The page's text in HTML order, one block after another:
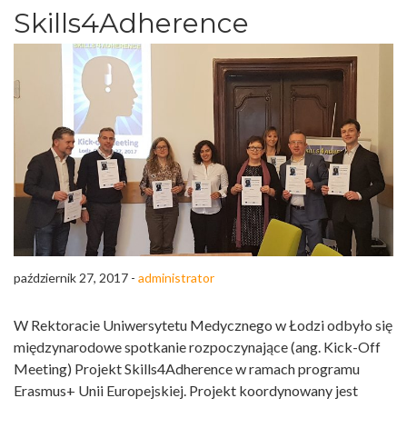
Skills4Adherence
październik 27, 2017 - administrator
W Rektoracie Uniwersytetu Medycznego w Łodzi odbyło się
międzynarodowe spotkanie rozpoczynające (ang. Kick-Off
Meeting) Projekt Skills4Adherence w ramach programu
Erasmus+ Unii Europejskiej. Projekt koordynowany jest